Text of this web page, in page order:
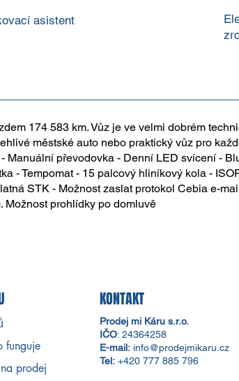
asistent
174 583 km. Vůz je ve velmi dobrém
městské auto nebo praktický vůz pro
Manuální převodovka - Denní LED svícení -
- Tempomat - 15 palcový hliníkový kola -
STK - Možnost zaslat protokol Cebia e-
Možnost prohlídky po domluvě
funguje
prodej
KONTAKT
Prodej mi Káru s.r.o.
IČO: 24364258
​E-mail: info@prodejmikaru.cz
Tel:+420 777 885 796